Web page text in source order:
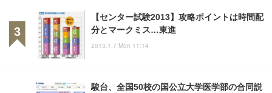
【センター試験2013】攻略ポイントは時間配
分とマークミス…東進
2013.1.7 Mon 11:14
駿台、全国50校の国公立大学医学部の合同説